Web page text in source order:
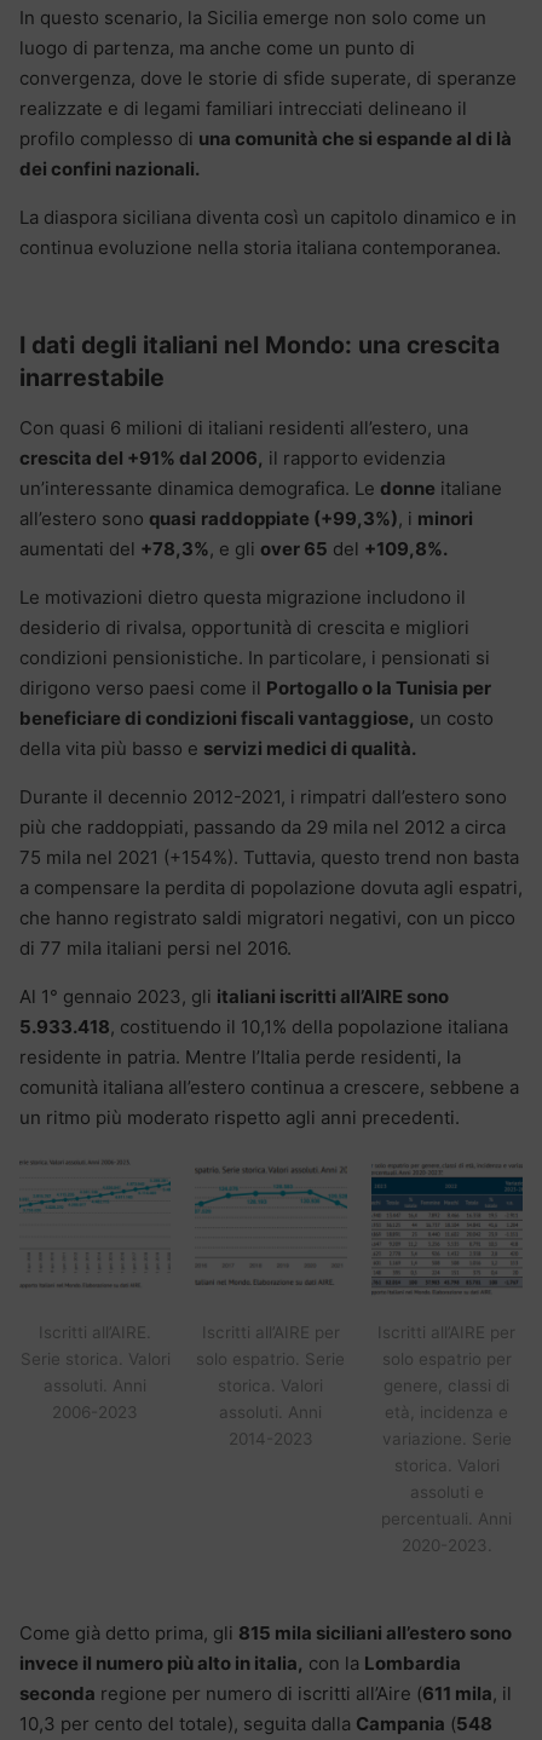
In questo scenario, la Sicilia emerge non solo come un
luogo di partenza, ma anche come un punto di
convergenza, dove le storie di sfide superate, di speranze
realizzate e di legami familiari intrecciati delineano il
profilo complesso di una comunità che si espande al di là
dei confini nazionali.
La diaspora siciliana diventa così un capitolo dinamico e in
continua evoluzione nella storia italiana contemporanea.
I dati degli italiani nel Mondo: una crescita
inarrestabile
Con quasi 6 milioni di italiani residenti all’estero, una
crescita del +91% dal 2006, il rapporto evidenzia
un’interessante dinamica demografica. Le donne italiane
all’estero sono quasi raddoppiate (+99,3%), i minori
aumentati del +78,3%, e gli over 65 del +109,8%.
Le motivazioni dietro questa migrazione includono il
desiderio di rivalsa, opportunità di crescita e migliori
condizioni pensionistiche. In particolare, i pensionati si
dirigono verso paesi come il Portogallo o la Tunisia per
beneficiare di condizioni fiscali vantaggiose, un costo
della vita più basso e servizi medici di qualità.
Durante il decennio 2012-2021, i rimpatri dall’estero sono
più che raddoppiati, passando da 29 mila nel 2012 a circa
75 mila nel 2021 (+154%). Tuttavia, questo trend non basta
a compensare la perdita di popolazione dovuta agli espatri,
che hanno registrato saldi migratori negativi, con un picco
di 77 mila italiani persi nel 2016.
Al 1° gennaio 2023, gli italiani iscritti all’AIRE sono
5.933.418, costituendo il 10,1% della popolazione italiana
residente in patria. Mentre l’Italia perde residenti, la
comunità italiana all’estero continua a crescere, sebbene a
un ritmo più moderato rispetto agli anni precedenti.
Iscritti all’AIRE.
Serie storica. Valori
assoluti. Anni
2006-2023
Iscritti all’AIRE per
solo espatrio. Serie
storica. Valori
assoluti. Anni
2014-2023
Iscritti all’AIRE per
solo espatrio per
genere, classi di
età, incidenza e
variazione. Serie
storica. Valori
assoluti e
percentuali. Anni
2020-2023.
Come già detto prima, gli 815 mila siciliani all’estero sono
invece il numero più alto in italia, con la Lombardia
seconda regione per numero di iscritti all’Aire (611 mila, il
10,3 per cento del totale), seguita dalla Campania (548